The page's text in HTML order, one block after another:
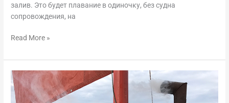
залив. Это будет плавание в одиночку, без судна
сопровождения, на
Read More »
Карбас
«Вашка».
Плавание